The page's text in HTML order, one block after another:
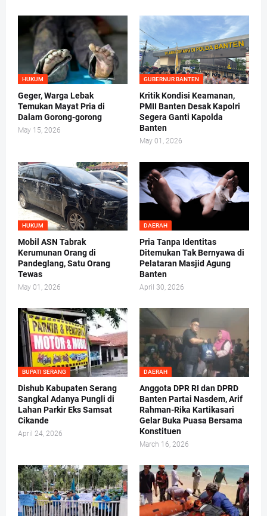
HUKUM
Geger, Warga Lebak
Temukan Mayat Pria di
Dalam Gorong-gorong
May 15, 2026
GUBERNUR BANTEN
Kritik Kondisi Keamanan,
PMII Banten Desak Kapolri
Segera Ganti Kapolda
Banten
May 01, 2026
HUKUM
Mobil ASN Tabrak
Kerumunan Orang di
Pandeglang, Satu Orang
Tewas
May 01, 2026
DAERAH
Pria Tanpa Identitas
Ditemukan Tak Bernyawa di
Pelataran Masjid Agung
Banten
April 30, 2026
BUPATI SERANG
Dishub Kabupaten Serang
Sangkal Adanya Pungli di
Lahan Parkir Eks Samsat
Cikande
April 24, 2026
DAERAH
Anggota DPR RI dan DPRD
Banten Partai Nasdem, Arif
Rahman-Rika Kartikasari
Gelar Buka Puasa Bersama
Konstituen
March 16, 2026